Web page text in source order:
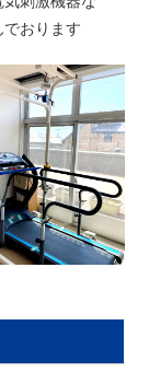
おります